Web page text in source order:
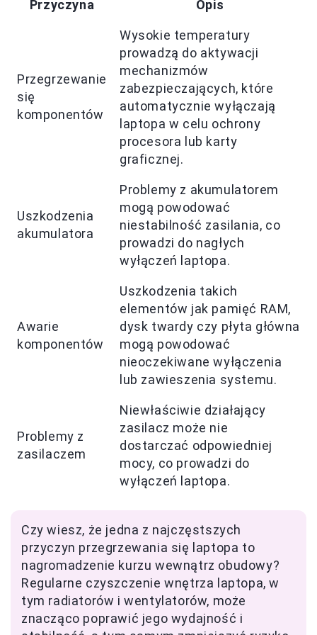
Przyczyna Opis
Przegrzewanie
się
komponentów
Wysokie temperatury
prowadzą do aktywacji
mechanizmów
zabezpieczających, które
automatycznie wyłączają
laptopa w celu ochrony
procesora lub karty
graficznej.
Uszkodzenia
akumulatora
Problemy z akumulatorem
mogą powodować
niestabilność zasilania, co
prowadzi do nagłych
wyłączeń laptopa.
Awarie
komponentów
Uszkodzenia takich
elementów jak pamięć RAM,
dysk twardy czy płyta główna
mogą powodować
nieoczekiwane wyłączenia
lub zawieszenia systemu.
Problemy z
zasilaczem
Niewłaściwie działający
zasilacz może nie
dostarczać odpowiedniej
mocy, co prowadzi do
wyłączeń laptopa.
Czy wiesz, że jedna z najczęstszych
przyczyn przegrzewania się laptopa to
nagromadzenie kurzu wewnątrz obudowy?
Regularne czyszczenie wnętrza laptopa, w
tym radiatorów i wentylatorów, może
znacząco poprawić jego wydajność i